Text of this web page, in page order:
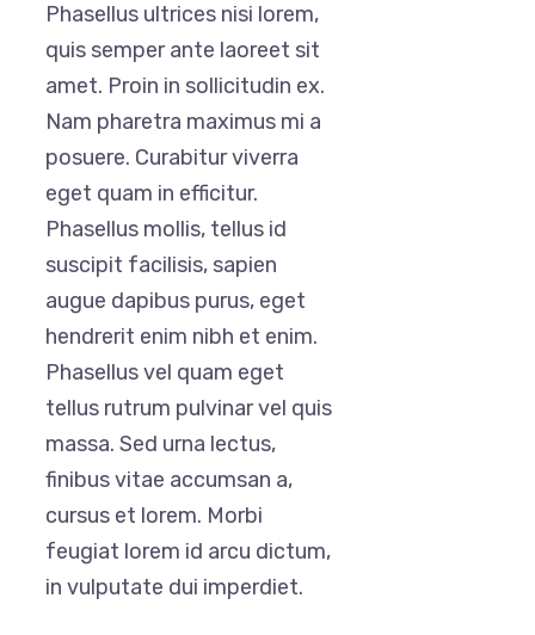
Phasellus ultrices nisi lorem,
quis semper ante laoreet sit
amet. Proin in sollicitudin ex.
Nam pharetra maximus mi a
posuere. Curabitur viverra
eget quam in efficitur.
Phasellus mollis, tellus id
suscipit facilisis, sapien
augue dapibus purus, eget
hendrerit enim nibh et enim.
Phasellus vel quam eget
tellus rutrum pulvinar vel quis
massa. Sed urna lectus,
finibus vitae accumsan a,
cursus et lorem. Morbi
feugiat lorem id arcu dictum,
in vulputate dui imperdiet.